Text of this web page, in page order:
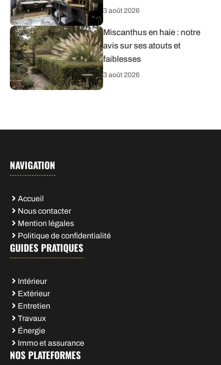
3 août 2026
Miscanthus en haie : notre
avis sur ses atouts et
faiblesses
3 août 2026
NAVIGATION
Accueil
Nous contacter
Mention légales
Politique de confidentialité
GUIDES PRATIQUES
Intérieur
Extérieur
Entretien
Travaux
Énergie
Immo et assurance
NOS PLATEFORMES